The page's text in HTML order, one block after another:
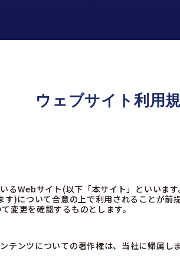
ウェブサイト利用
るWebサイト(以下「本サイト」といいま
)について合意の上で利用されることが
変更を確認するものとします。
テンツについての著作権は、当社に帰属しま